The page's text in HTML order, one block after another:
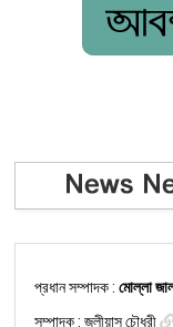
প্রধান সম্পাদক :মোল্লা
সম্পাদক :জুলীয়াস চৌধুরী